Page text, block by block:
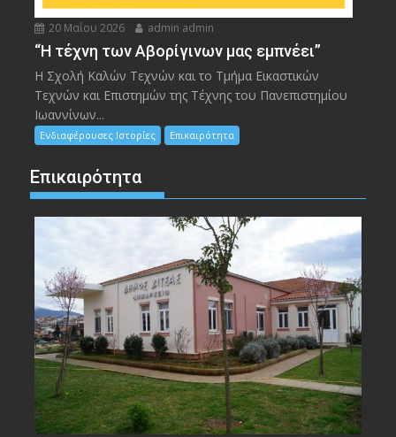
20 Μαΐου 2026 admin admin
“Η τέχνη των Αβορίγινων μας εμπνέει”
Η Σχολή Καλών Τεχνών και το Τμήμα Εικαστικών
Τεχνών και Επιστημών της Τέχνης του Πανεπιστημίου
Ιωαννίνων...
Ενδιαφέρουσες Ιστορίες Επικαιρότητα
Επικαιρότητα